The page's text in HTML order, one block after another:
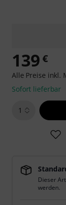
139 €
Alle Preise inkl.
Sofort lieferbar
1
Dieser
werden.